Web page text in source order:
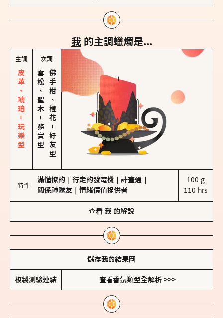
我 的主調蠟燭是...
主調
皮革、琥珀－玩樂型
次調
雪松、聖木
－
務實型
佛手柑、橙花
－
好友型
特性
滿懂撩的 行走的發電機 計畫通
關係神隊友
情緒價值提供者
100 g
110 hrs
查看 我 的解說
儲存我的結果圖
複製測驗連結 查看香氛類型全解析 >>>